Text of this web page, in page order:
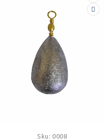
Sku:0021